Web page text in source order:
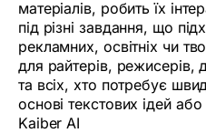
матеріалів, робить їх
під різні завдання, що
рекламних, освітніх чи
для райтерів, режисерів,
та всіх, хто потребує
основі текстових ідей або
Kaiber AI